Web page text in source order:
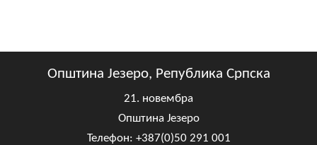
Општина Језеро, Република Српска
21. новембра
Општина Језеро
Телефон: +387(0)50 291 001